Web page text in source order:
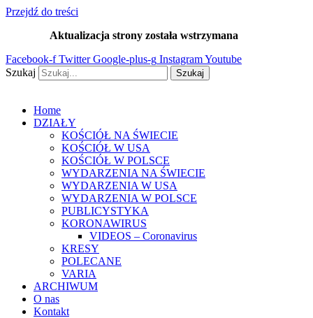
Przejdź do treści
Aktualizacja strony została wstrzymana
Facebook-f Twitter Google-plus-g InstagramYoutube
Szukaj
Szukaj
Home
DZIAŁY
KOŚCIÓŁ NA ŚWIECIE
KOŚCIÓŁ W USA
KOŚCIÓŁ W POLSCE
WYDARZENIA NA ŚWIECIE
WYDARZENIA W USA
WYDARZENIA W POLSCE
PUBLICYSTYKA
KORONAWIRUS
VIDEOS – Coronavirus
KRESY
POLECANE
VARIA
ARCHIWUM
O nas
Kontakt